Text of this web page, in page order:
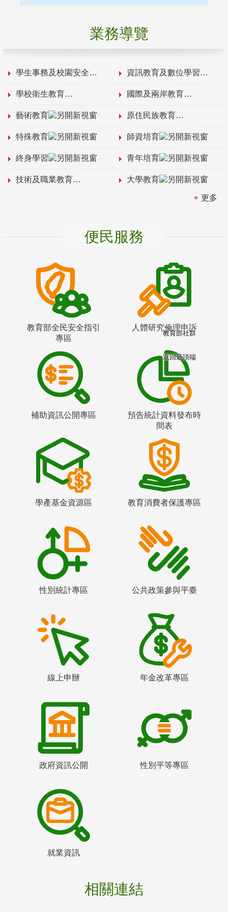
業務導覽
學生事務及校園安全 資訊教育及數位學習
學校衛生教育 國際及兩岸教育
藝術教育 原住民族教育
特殊教育 師資培育
終身學習 青年培育
技術及職業教育 大學教育
更多
便民服務
教育部全民安全指引
專區
人體研究倫理申訴
補助資訊公開專區
預告統計資料發布時
間表
學產基金資源區 教育消費者保護專區
性別統計專區 公共政策參與平臺
線上申辦 年金改革專區
政府資訊公開 性別平等專區
就業資訊
相關連結
教育部社群
返回最頂端